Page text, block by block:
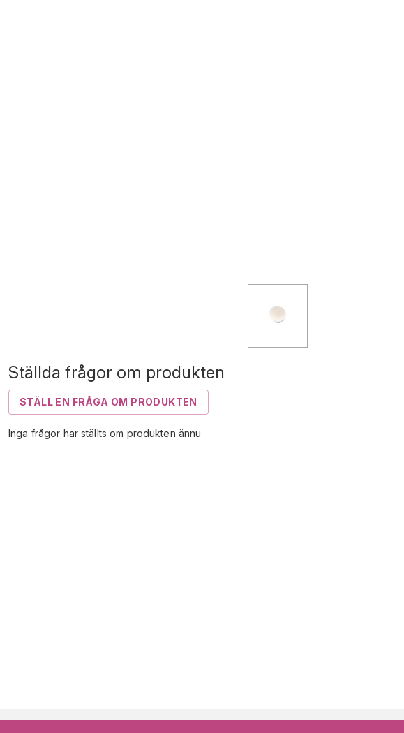
Ställda frågor om produkten
STÄLL EN FRÅGA OM PRODUKTEN
Inga frågor har ställts om produkten ännu